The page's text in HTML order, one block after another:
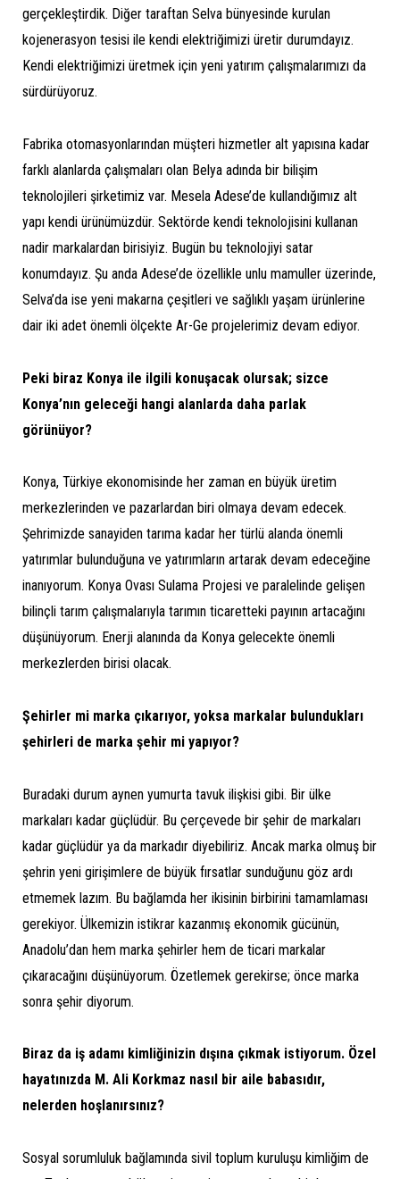
gerçekleştirdik. Diğer taraftan Selva bünyesinde kurulan
kojenerasyon tesisi ile kendi elektriğimizi üretir durumdayız.
Kendi elektriğimizi üretmek için yeni yatırım çalışmalarımızı da
sürdürüyoruz.
Fabrika otomasyonlarından müşteri hizmetler alt yapısına kadar
farklı alanlarda çalışmaları olan Belya adında bir bilişim
teknolojileri şirketimiz var. Mesela Adese’de kullandığımız alt
yapı kendi ürünümüzdür. Sektörde kendi teknolojisini kullanan
nadir markalardan birisiyiz. Bugün bu teknolojiyi satar
konumdayız. Şu anda Adese’de özellikle unlu mamuller üzerinde,
Selva’da ise yeni makarna çeşitleri ve sağlıklı yaşam ürünlerine
dair iki adet önemli ölçekte Ar-Ge projelerimiz devam ediyor.
Peki biraz Konya ile ilgili konuşacak olursak; sizce
Konya’nın geleceği hangi alanlarda daha parlak
görünüyor?
Konya, Türkiye ekonomisinde her zaman en büyük üretim
merkezlerinden ve pazarlardan biri olmaya devam edecek.
Şehrimizde sanayiden tarıma kadar her türlü alanda önemli
yatırımlar bulunduğuna ve yatırımların artarak devam edeceğine
inanıyorum. Konya Ovası Sulama Projesi ve paralelinde gelişen
bilinçli tarım çalışmalarıyla tarımın ticaretteki payının artacağını
düşünüyorum. Enerji alanında da Konya gelecekte önemli
merkezlerden birisi olacak.
Şehirler mi marka çıkarıyor, yoksa markalar bulundukları
şehirleri de marka şehir mi yapıyor?
Buradaki durum aynen yumurta tavuk ilişkisi gibi. Bir ülke
markaları kadar güçlüdür. Bu çerçevede bir şehir de markaları
kadar güçlüdür ya da markadır diyebiliriz. Ancak marka olmuş bir
şehrin yeni girişimlere de büyük fırsatlar sunduğunu göz ardı
etmemek lazım. Bu bağlamda her ikisinin birbirini tamamlaması
gerekiyor. Ülkemizin istikrar kazanmış ekonomik gücünün,
Anadolu’dan hem marka şehirler hem de ticari markalar
çıkaracağını düşünüyorum. Özetlemek gerekirse; önce marka
sonra şehir diyorum.
Biraz da iş adamı kimliğinizin dışına çıkmak istiyorum. Özel
hayatınızda M. Ali Korkmaz nasıl bir aile babasıdır,
nelerden hoşlanırsınız?
Sosyal sorumluluk bağlamında sivil toplum kuruluşu kimliğim de